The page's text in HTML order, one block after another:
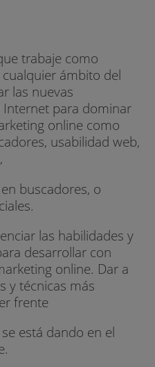
trabaje como
ámbito del
las nuevas
para dominar
online como
usabilidad web,
buscadores, o
las habilidades y
desarrollar con
online. Dar a
y técnicas más
frente
está dando en el